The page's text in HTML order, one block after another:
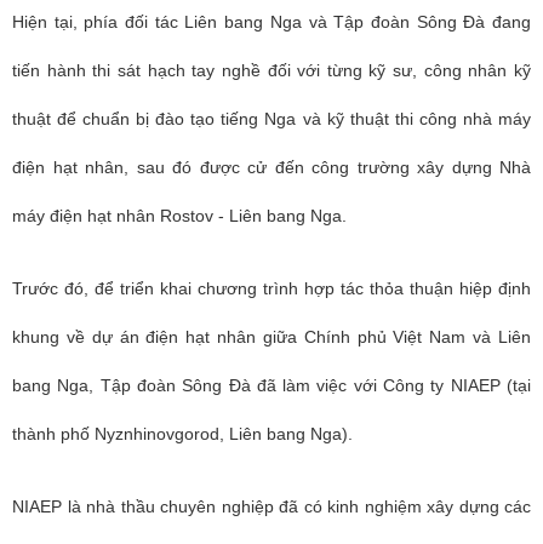
Hiện tại, phía đối tác Liên bang Nga và Tập đoàn Sông Đà đang
tiến hành thi sát hạch tay nghề đối với từng kỹ sư, công nhân kỹ
thuật để chuẩn bị đào tạo tiếng Nga và kỹ thuật thi công nhà máy
điện hạt nhân, sau đó được cử đến công trường xây dựng Nhà
máy điện hạt nhân Rostov - Liên bang Nga.
Trước đó, để triển khai chương trình hợp tác thỏa thuận hiệp định
khung về dự án điện hạt nhân giữa Chính phủ Việt Nam và Liên
bang Nga, Tập đoàn Sông Đà đã làm việc với Công ty NIAEP (tại
thành phố Nyznhinovgorod, Liên bang Nga).
NIAEP là nhà thầu chuyên nghiệp đã có kinh nghiệm xây dựng các